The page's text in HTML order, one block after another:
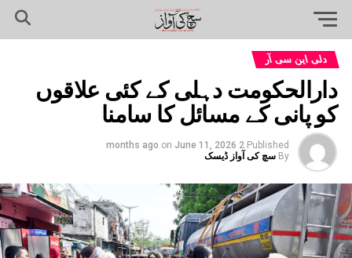
دلی این سی آر
دارالحکومت دہلی کے کئی علاقوں
کو پانی کے مسائل کا سامنا
Published
2 months ago
on June 11, 2026
By سچ کی آواز ڈیسک